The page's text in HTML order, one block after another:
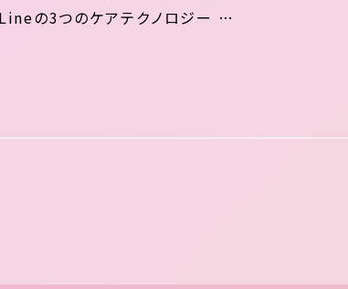
の3つのケアテクノロジー 泡